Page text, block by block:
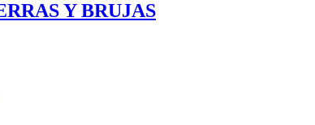
Y BRUJAS